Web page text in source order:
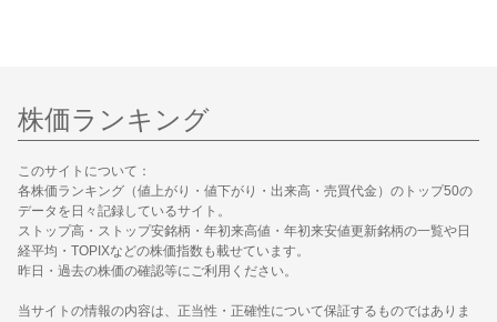
株価ランキング
このサイトについて：
各株価ランキング（値上がり・値下がり・出来高・売買代金）のトップ50の
データを日々記録しているサイト。
ストップ高・ストップ安銘柄・年初来高値・年初来安値更新銘柄の一覧や日
経平均・TOPIXなどの株価指数も載せています。
昨日・過去の株価の確認等にご利用ください。
当サイトの情報の内容は、正当性・正確性について保証するものではありま